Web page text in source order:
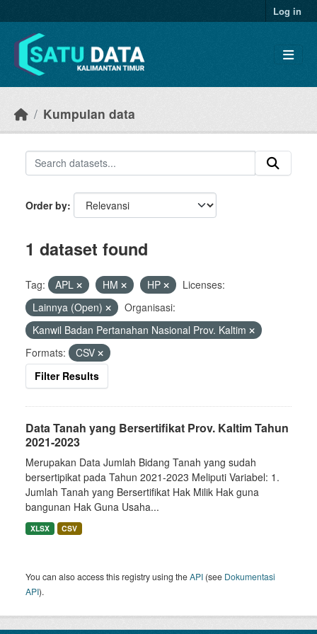
Log in
Kumpulan data
Order by
1 dataset found
Tag: APL HM HP
Licenses:
Lainnya (Open)
Organisasi:
Kanwil Badan Pertanahan Nasional Prov. Kaltim
Formats:
CSV
Filter Results
Data Tanah yang Bersertifikat Prov. Kaltim Tahun
2021-2023
Merupakan Data Jumlah Bidang Tanah yang sudah
bersertipikat pada Tahun 2021-2023 Meliputi Variabel: 1.
Jumlah Tanah yang Bersertifikat Hak Milik Hak guna
bangunan Hak Guna Usaha...
XLSX CSV
You can also access this registry using theAPI (see Dokumentasi
API).